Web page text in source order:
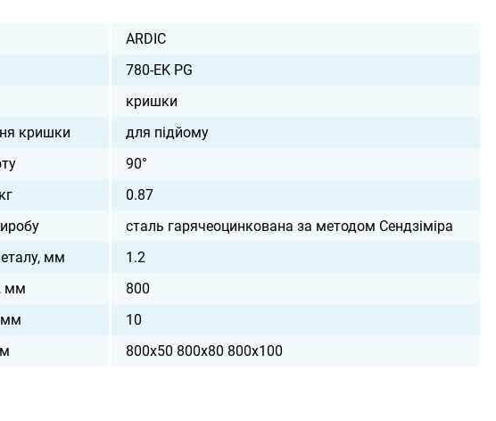
ARDIC
780-EK PG
кришки
кришки
для підйому
90°
0.87
сталь гарячеоцинкована за методом Сендзіміра
мм
1.2
мм
800
мм
10
800х50 800х80 800х100